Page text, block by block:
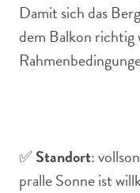
Damit sich das
dem Balkon
✅Standort:
pralle Sonne ist